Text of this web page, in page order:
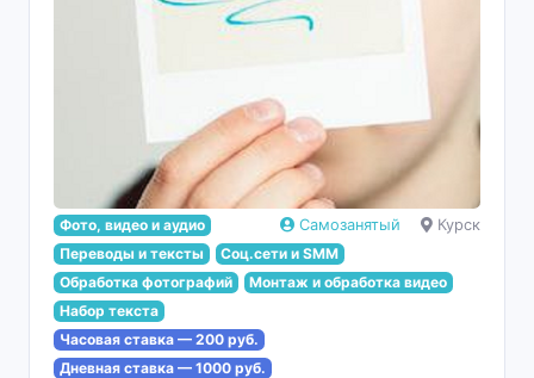
Самозанятый Курск
Фото, видео и аудио
Переводы и тексты
Соц.сети и SMM
Обработка фотографий
Монтаж и обработка видео
Набор текста
Часовая ставка — 200 руб.
Дневная ставка — 1000 руб.